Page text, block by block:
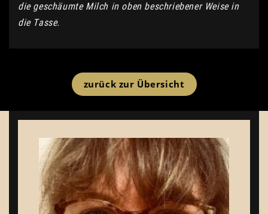
die geschäumte Milch in oben beschriebener Weise in
die Tasse.
zurück zur Übersicht